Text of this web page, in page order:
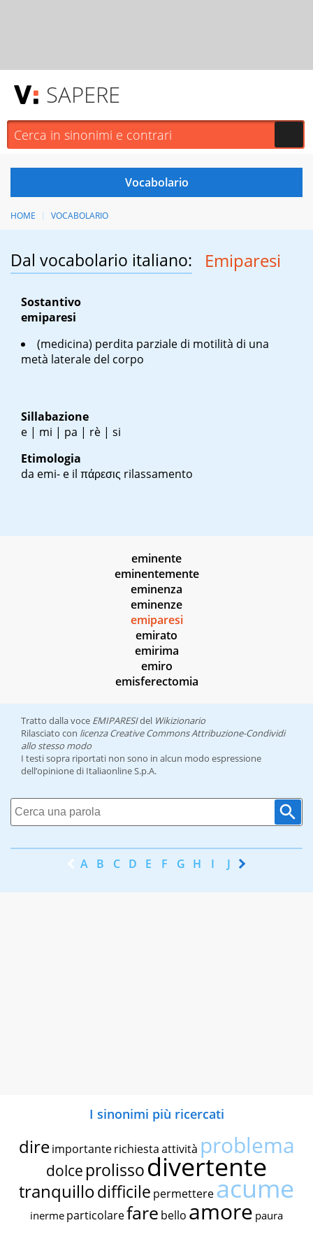
SAPERE
HOME VOCABOLARIO
Dal vocabolario italiano: Emiparesi
Sostantivo
emiparesi
(medicina) perdita parziale di motilità di una
metà laterale del corpo
Sillabazione
e | mi | pa | rè | si
Etimologia
da emi- e il πάρεσις rilassamento
eminente
eminentemente
eminenza
eminenze
emiparesi
emirato
emirima
emiro
emisferectomia
Tratto dalla voce EMIPARESIdel Wikizionario
Rilasciato con licenza Creative Commons Attribuzione-Condividi
allo stesso modo
I testi sopra riportati non sono in alcun modo espressione
dell’opinione di Italiaonline S.p.A.
A B C D E F G H I J K
I sinonimi più ricercati
dire importante richiestaattività problema
dolce prolissodivertente
tranquillodifficile permettereacume
inerme particolarefare bello amore paura